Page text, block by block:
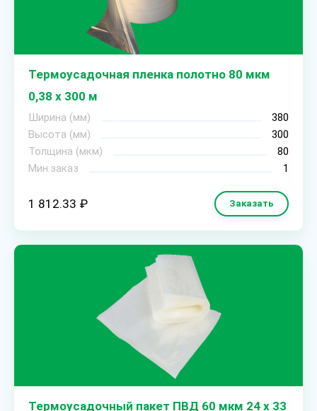
Термоусадочная пленка полотно 80 мкм
0,38 х 300 м
Ширина (мм)
380
Высота (мм)
300
Толщина (мкм)
80
Мин.заказ
1
1 812.33 ₽ Заказать
Термоусадочный пакет ПВД 60 мкм 24 х 33